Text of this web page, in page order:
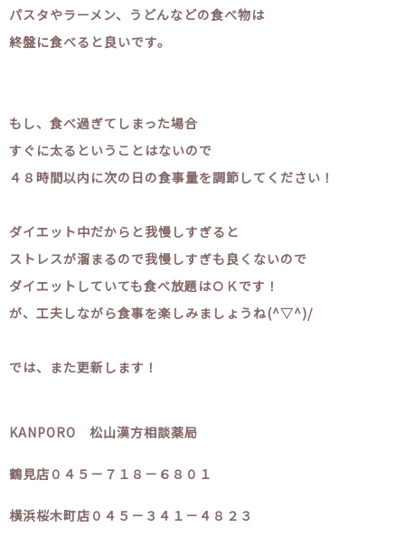
パスタやラーメン、うどんなどの食べ物は
終盤に食べると良いです。
もし、食べ過ぎてしまった場合
すぐに太るということはないので
４８時間以内に次の日の食事量を調節してください！
ダイエット中だからと我慢しすぎると
ストレスが溜まるので我慢しすぎも良くないので
ダイエットしていても食べ放題はＯＫです！
が、工夫しながら食事を楽しみましょうね(^▽^)/
では、また更新します！
KANPORO 松山漢方相談薬局
鶴見店０４５－７１８－６８０１
横浜桜木町店０４５－３４１－４８２３